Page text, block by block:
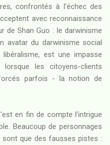
confrontés à l'échec des
avec reconnaissance
de Shan Guo : le darwinisme
avatar du darwinisme social
est une impasse
les citoyens-clients
parfois - la notion de
en fin de compte l'intrigue
Beaucoup de personnages
que des fausses pistes :